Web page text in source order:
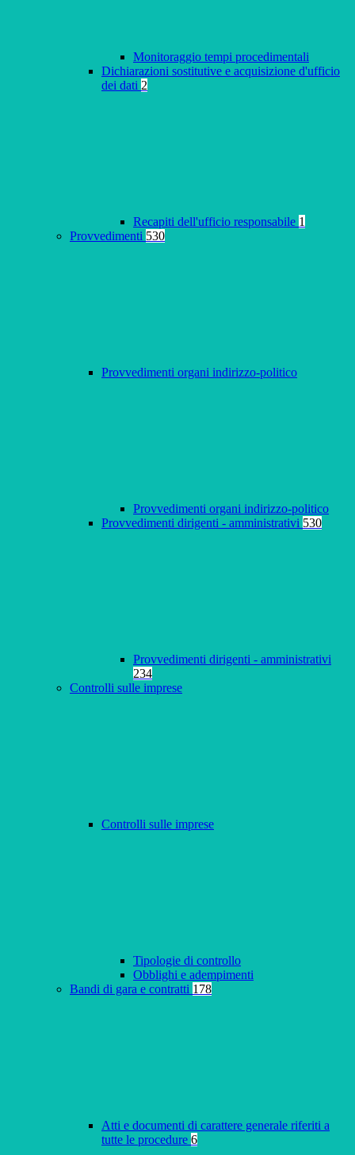
Monitoraggio tempi procedimentali
Dichiarazioni sostitutive e acquisizione d'ufficio
dei dati 2
Recapiti dell'ufficio responsabile 1
Provvedimenti 530
Provvedimenti organi indirizzo-politico
Provvedimenti organi indirizzo-politico
Provvedimenti dirigenti - amministrativi 530
Provvedimenti dirigenti - amministrativi
234
Controlli sulle imprese
Controlli sulle imprese
Tipologie di controllo
Obblighi e adempimenti
Bandi di gara e contratti 178
Atti e documenti di carattere generale riferiti a
tutte le procedure 6